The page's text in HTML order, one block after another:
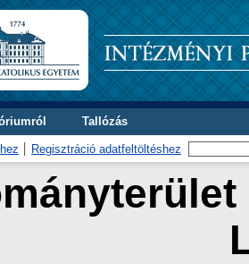
Tallózás
Regisztráció adatfeltöltéshez